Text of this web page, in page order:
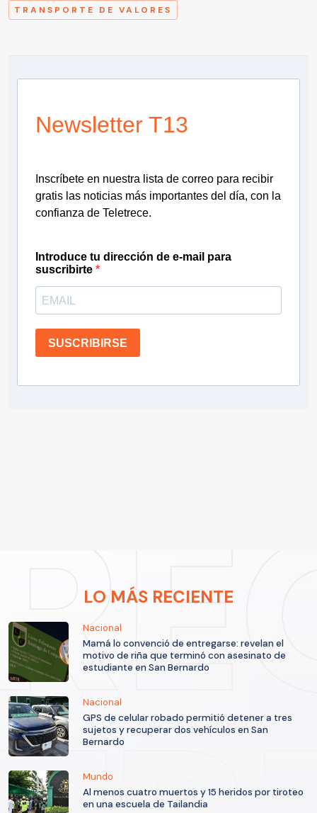
TRANSPORTE DE VALORES
Newsletter T13
Inscríbete en nuestra lista de correo para recibir
gratis las noticias más importantes del día, con la
confianza de Teletrece.
Introduce tu dirección de e-mail para
suscribirte
SUSCRIBIRSE
LO MÁS RECIENTE
Nacional
Mamá lo convenció de entregarse: revelan el
motivo de riña que terminó con asesinato de
estudiante en San Bernardo
Nacional
GPS de celular robado permitió detener a tres
sujetos y recuperar dos vehículos en San
Bernardo
Mundo
Al menos cuatro muertos y 15 heridos por tiroteo
en una escuela de Tailandia